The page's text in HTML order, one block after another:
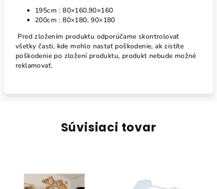
195cm : 80×160,90×160
200cm : 80×180, 90×180
Pred zložením produktu odporúčame skontrolovať
všetky časti, kde mohlo nastať poškodenie, ak zistíte
poškodenie po zložení produktu, produkt nebude možné
reklamovať.
Súvisiaci tovar